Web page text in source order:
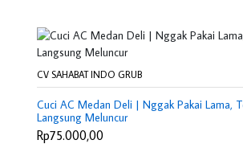
CV SAHABAT INDO GRUB
Cuci AC Medan Deli | Nggak Pakai Lama,
Langsung Meluncur
Rp75.000,00